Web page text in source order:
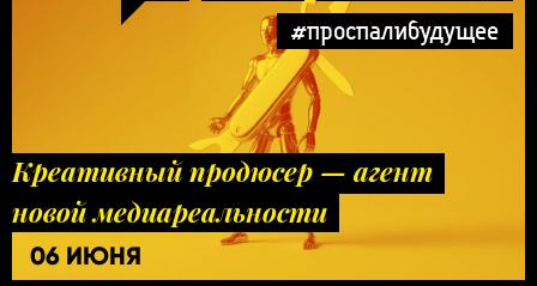
#проспалибудущее
Креативный продюсер — агент
новой медиареальности
06 ИЮНЯ